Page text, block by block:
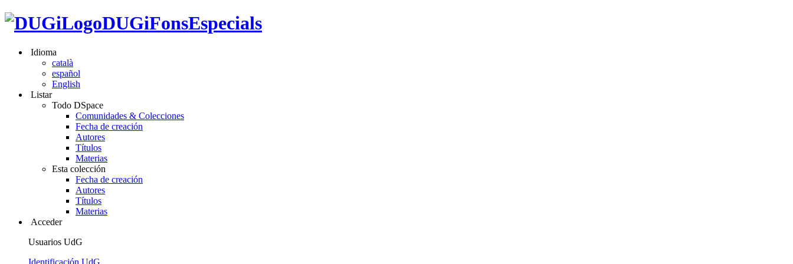
DUGiFonsEspecials
Idioma
català
español
English
Listar
Todo DSpace
Comunidades & Colecciones
Fecha de creación
Autores
Títulos
Materias
Esta colección
Fecha de creación
Autores
Títulos
Materias
Acceder
Usuarios UdG
Identificación UdG